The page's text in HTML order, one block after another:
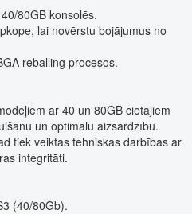
80GB konsolēs.
lai novērstu bojājumus no
reballing procesos.
ar 40 un 80GB cietajiem
un optimālu aizsardzību.
tiek veiktas tehniskas darbības ar
integritāti.
(40/80Gb).